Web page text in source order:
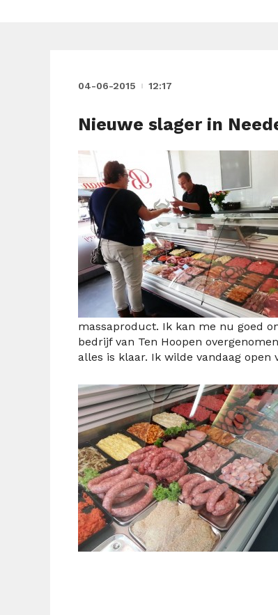
04-06-2015 12:17
Nieuwe slager in
massaproduct. Ik kan me nu goed
bedrijf van Ten Hoopen
alles is klaar. Ik wilde vandaag open